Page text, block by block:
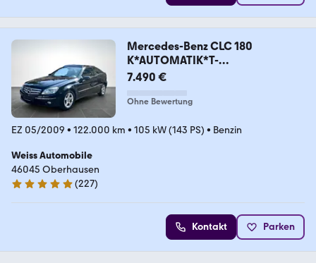
Mercedes-Benz CLC 180
K*AUTOMATIK*T-
LEDER*PANORAMA*2 HAND
7.490 €
Ohne Bewertung
EZ 05/2009 • 122.000 km • 105 kW (143 PS) • Benzin
Weiss Automobile
46045 Oberhausen
4.9 Sterne
(227)
Kontakt Parken